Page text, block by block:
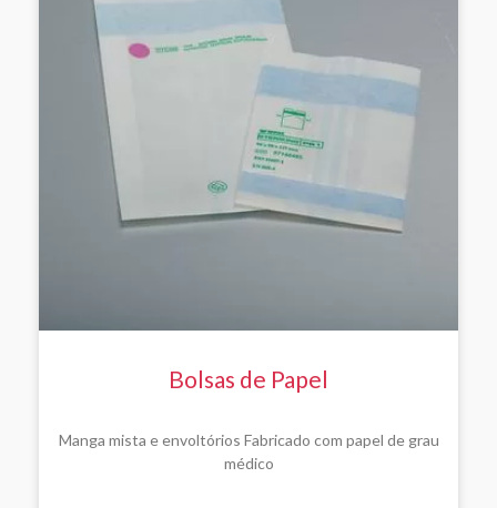
Bolsas de Papel
Manga mista e envoltórios Fabricado com papel de grau
médico